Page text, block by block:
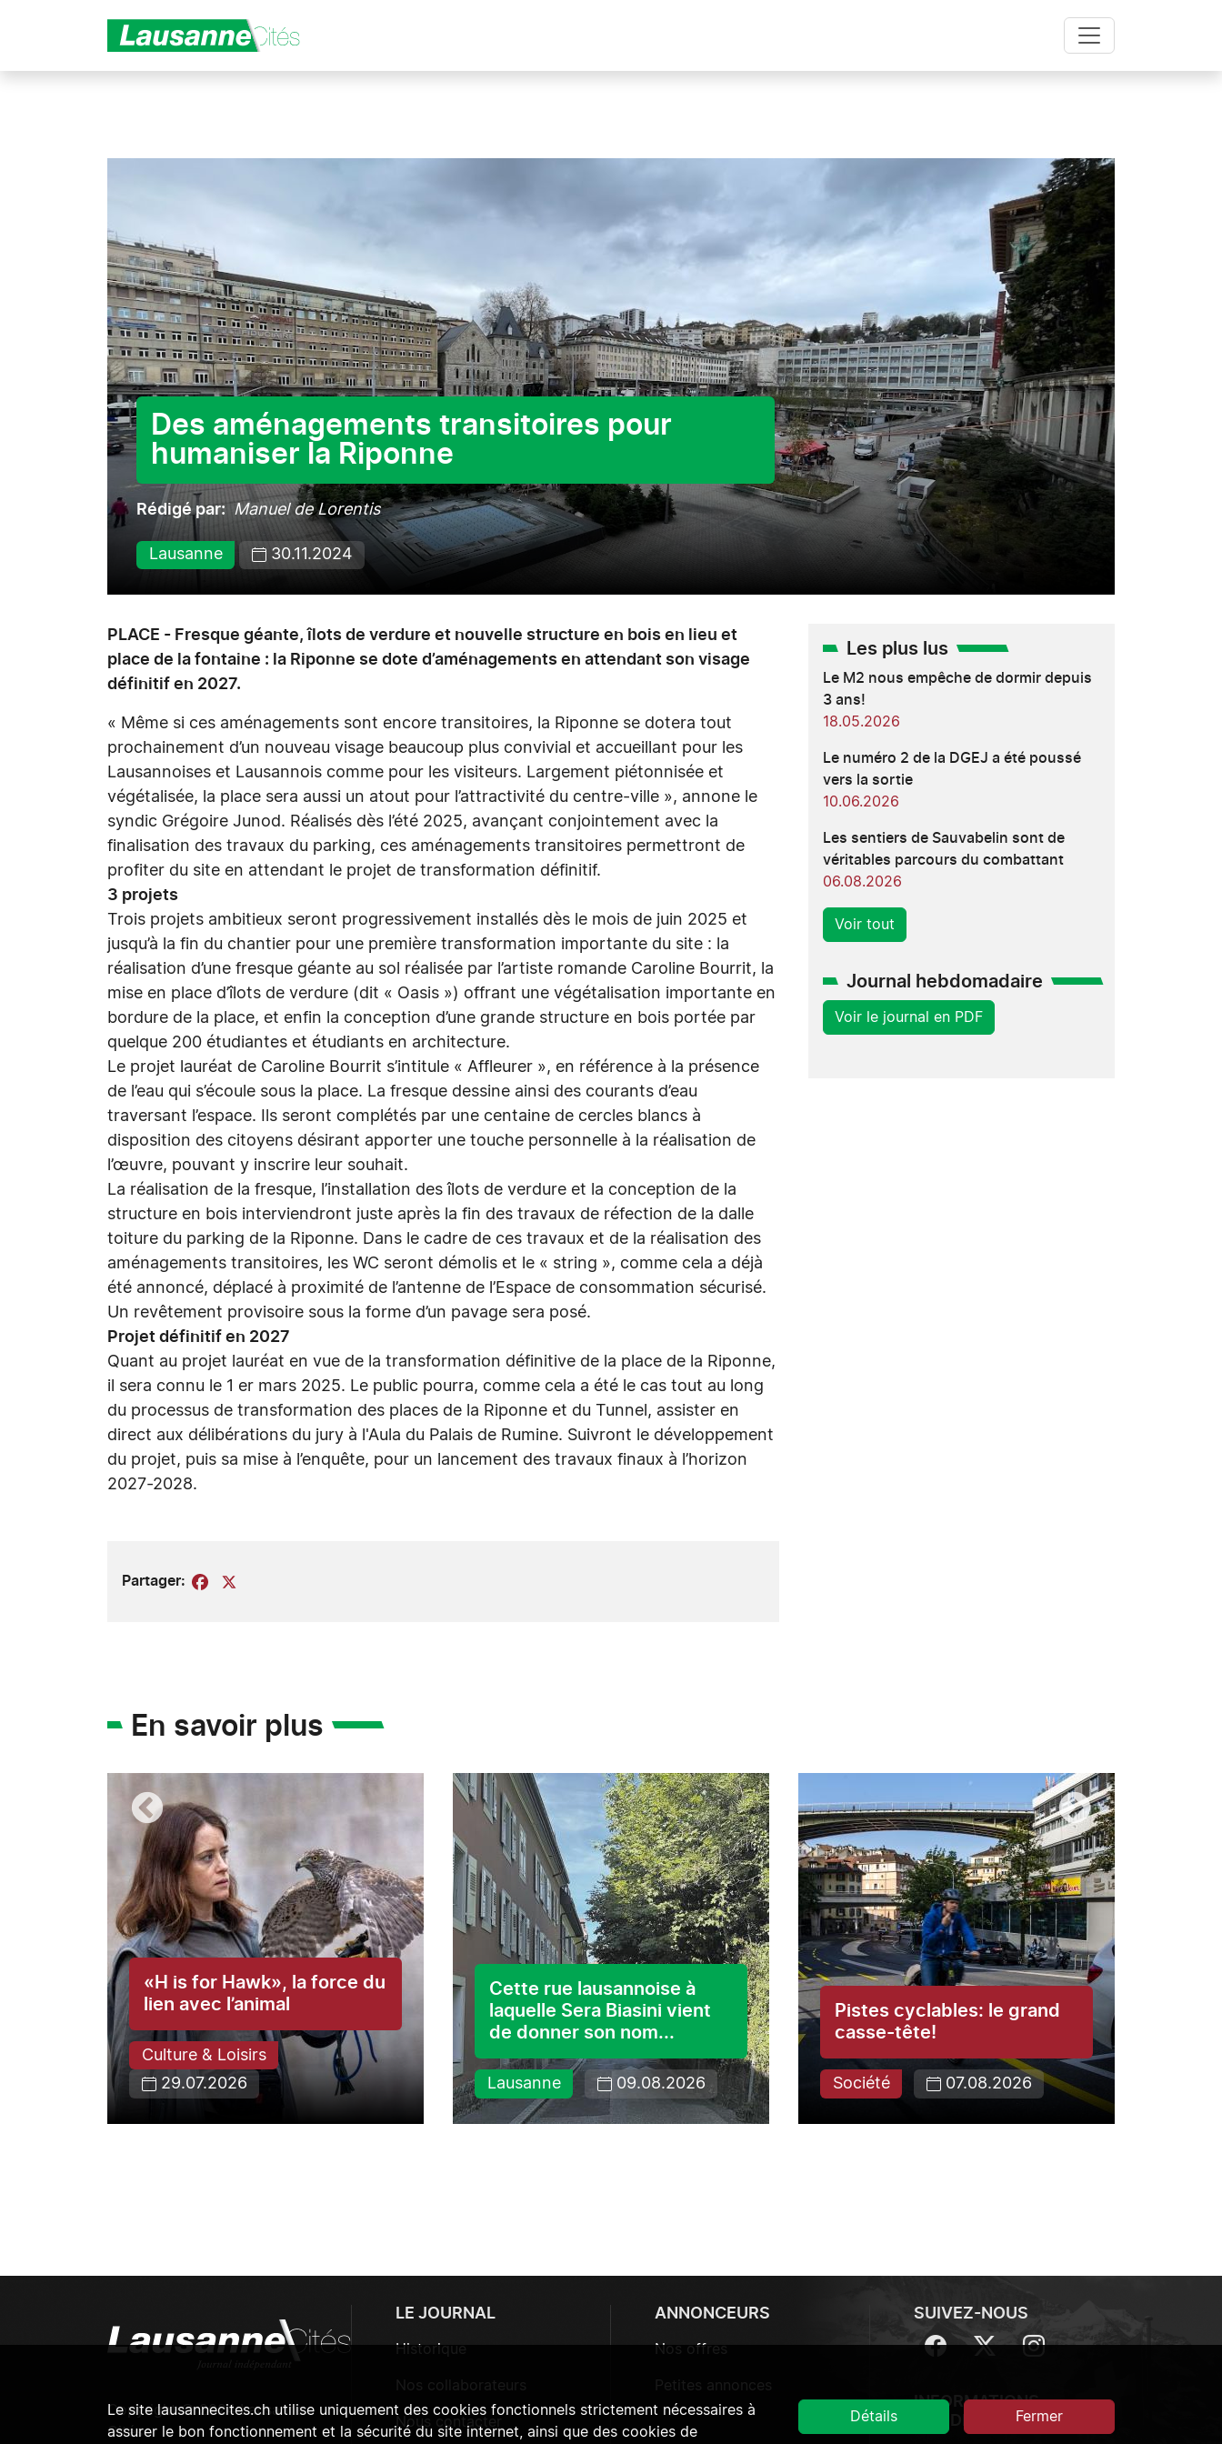
Des aménagements transitoires pour
humaniser la Riponne
Rédigé par Manuel de Lorentis
Lausanne 30.11.2024
PLACE - Fresque géante, îlots de verdure et nouvelle structure en bois en lieu et
place de la fontaine : la Riponne se dote d’aménagements en attendant son visage
définitif en 2027.
« Même si ces aménagements sont encore transitoires, la Riponne se dotera tout
prochainement d’un nouveau visage beaucoup plus convivial et accueillant pour les
Lausannoises et Lausannois comme pour les visiteurs. Largement piétonnisée et
végétalisée, la place sera aussi un atout pour l’attractivité du centre-ville », annone le
syndic Grégoire Junod. Réalisés dès l’été 2025, avançant conjointement avec la
finalisation des travaux du parking, ces aménagements transitoires permettront de
profiter du site en attendant le projet de transformation définitif.
3 projets
Trois projets ambitieux seront progressivement installés dès le mois de juin 2025 et
jusqu’à la fin du chantier pour une première transformation importante du site : la
réalisation d’une fresque géante au sol réalisée par l’artiste romande Caroline Bourrit, la
mise en place d’îlots de verdure (dit « Oasis ») offrant une végétalisation importante en
bordure de la place, et enfin la conception d’une grande structure en bois portée par
quelque 200 étudiantes et étudiants en architecture.
Le projet lauréat de Caroline Bourrit s’intitule « Affleurer », en référence à la présence
de l’eau qui s’écoule sous la place. La fresque dessine ainsi des courants d’eau
traversant l’espace. Ils seront complétés par une centaine de cercles blancs à
disposition des citoyens désirant apporter une touche personnelle à la réalisation de
l’œuvre, pouvant y inscrire leur souhait.
La réalisation de la fresque, l’installation des îlots de verdure et la conception de la
structure en bois interviendront juste après la fin des travaux de réfection de la dalle
toiture du parking de la Riponne. Dans le cadre de ces travaux et de la réalisation des
aménagements transitoires, les WC seront démolis et le « string », comme cela a déjà
été annoncé, déplacé à proximité de l’antenne de l’Espace de consommation sécurisé.
Un revêtement provisoire sous la forme d’un pavage sera posé.
Projet définitif en 2027
Quant au projet lauréat en vue de la transformation définitive de la place de la Riponne,
il sera connu le 1 er mars 2025. Le public pourra, comme cela a été le cas tout au long
du processus de transformation des places de la Riponne et du Tunnel, assister en
direct aux délibérations du jury à l'Aula du Palais de Rumine. Suivront le développement
du projet, puis sa mise à l’enquête, pour un lancement des travaux finaux à l’horizon
2027-2028.
Partager: Facebook
Les plus lus
Le M2 nous empêche de dormir depuis
3 ans!
18.05.2026
Le numéro 2 de la DGEJ a été poussé
vers la sortie
10.06.2026
Les sentiers de Sauvabelin sont de
véritables parcours du combattant
06.08.2026
Voir tout
Journal hebdomadaire
Voir le journal en PDF
En savoir plus
«H is for Hawk», la force du
lien avec l’animal
Culture & Loisirs
29.07.2026
Cette rue lausannoise à
laquelle Sera Biasini vient
de donner son nom...
Lausanne 09.08.2026
Pistes cyclables: le grand
casse-tête!
Société 07.08.2026
Copyright © 2024 Lausanne
Cités
LE JOURNAL
Historique
Nous contacter
ANNONCEURS
Nos offres
SUIVEZ-NOUS
Suivez-nous sur Facebook
Suivez-nous sur
Suivez-nous sur
INFORMATIONS
Le site lausannecites.ch utilise uniquement des cookies fonctionnels strictement nécessaires à
assurer le bon fonctionnement et la sécurité du site internet, ainsi que des cookies de
Détails Fermer